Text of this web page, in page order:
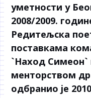
уметности у
2008/2009.
Редитељска
поставкама
`Наход
менторством
одбранио је